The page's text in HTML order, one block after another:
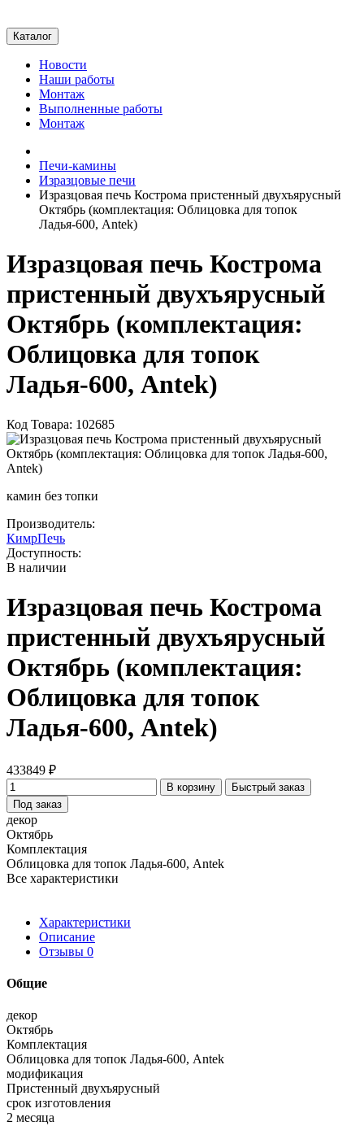
Каталог
Новости
Наши работы
Монтаж
Выполненные работы
Монтаж
Печи-камины
Изразцовые печи
Изразцовая печь Кострома пристенный двухъярусный
Октябрь (комплектация: Облицовка для топок
Ладья-600, Antek)
Изразцовая печь Кострома
пристенный двухъярусный
Октябрь (комплектация:
Облицовка для топок
Ладья-600, Antek)
Код Товара: 102685
камин без топки
Производитель:
КимрПечь
Доступность:
В наличии
Изразцовая печь Кострома
пристенный двухъярусный
Октябрь (комплектация:
Облицовка для топок
Ладья-600, Antek)
433849 ₽
В корзину
Быстрый заказ
Под заказ
декор
Октябрь
Комплектация
Облицовка для топок Ладья-600, Antek
Все характеристики
Характеристики
Описание
Отзывы 0
Общие
декор
Октябрь
Комплектация
Облицовка для топок Ладья-600, Antek
модификация
Пристенный двухъярусный
срок изготовления
2 месяца